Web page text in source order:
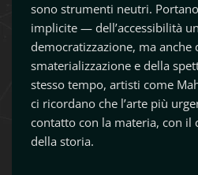
sono strumenti neutri.
implicite — dell’accessibilità
democratizzazione, ma anche
smaterializzazione e della
stesso tempo, artisti come
ci ricordano che l’arte più
contatto con la materia, con il
della storia.